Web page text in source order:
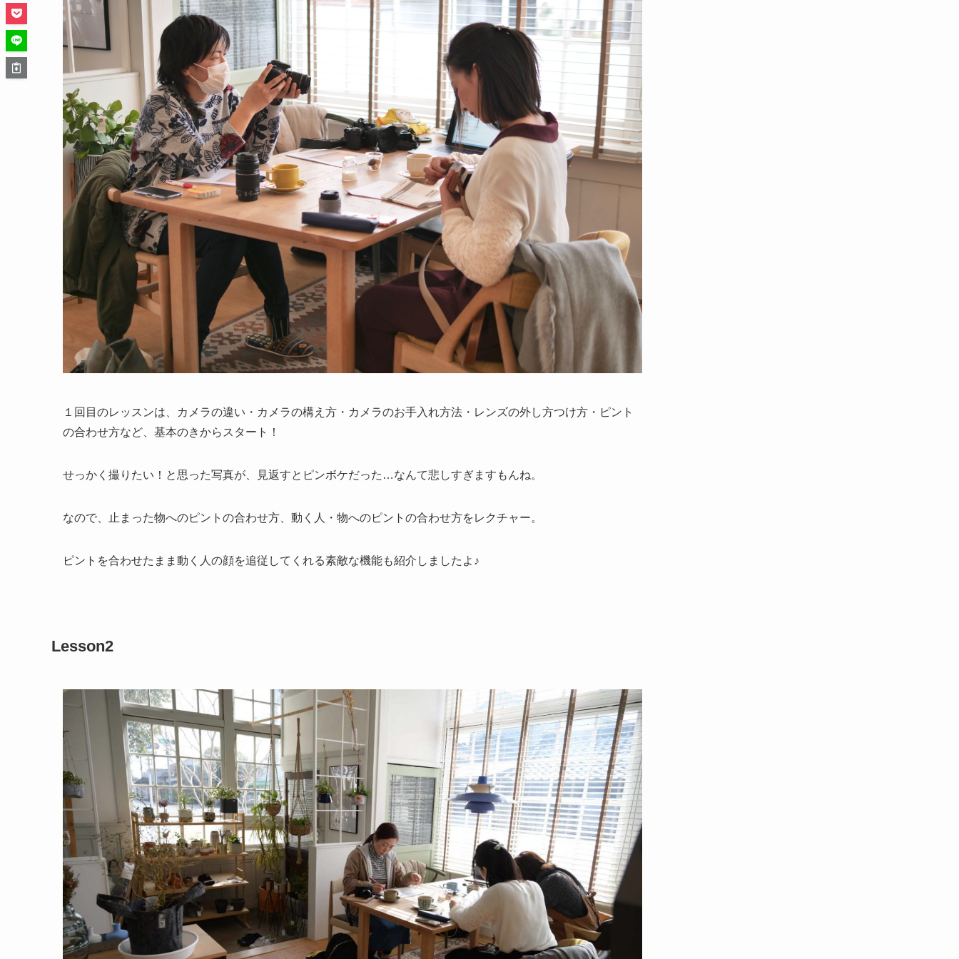
１回目のレッスンは、カメラの違い・カメラの構え方・カメラのお手入れ方法・レンズの外し方つけ方・ピント
の合わせ方など、基本のきからスタート！
せっかく撮りたい！と思った写真が、見返すとピンボケだった…なんて悲しすぎますもんね。
なので、止まった物へのピントの合わせ方、動く人・物へのピントの合わせ方をレクチャー。
ピントを合わせたまま動く人の顔を追従してくれる素敵な機能も紹介しましたよ♪
Lesson2